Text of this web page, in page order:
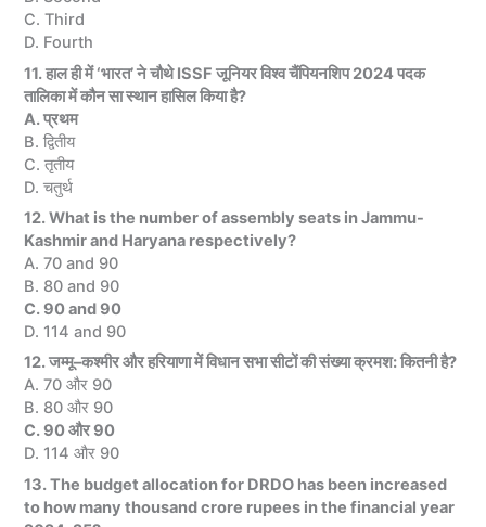
C. Third
D. Fourth
11. हाल ही में ‘भारत’ ने चौथे ISSF जूनियर विश्व चैंपियनशिप 2024 पदक
तालिका में कौन सा स्थान हासिल किया है?
A. प्रथम
B. द्वितीय
C. तृतीय
D. चतुर्थ
12. What is the number of assembly seats in Jammu-
Kashmir and Haryana respectively?
A. 70 and 90
B. 80 and 90
C. 90 and 90
D. 114 and 90
12. जम्मू–कश्मीर और हरियाणा में विधान सभा सीटों की संख्या क्रमश: कितनी है?
A. 70 और 90
B. 80 और 90
C. 90 और 90
D. 114 और 90
13. The budget allocation for DRDO has been increased
to how many thousand crore rupees in the financial year